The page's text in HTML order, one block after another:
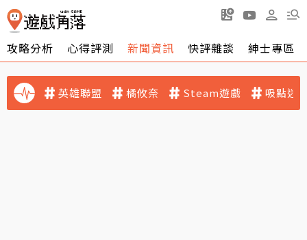
攻略分析 心得評測 新聞資訊 快評雜談 紳士專區
英雄聯盟 橘攸奈 Steam遊戲 吸點迷